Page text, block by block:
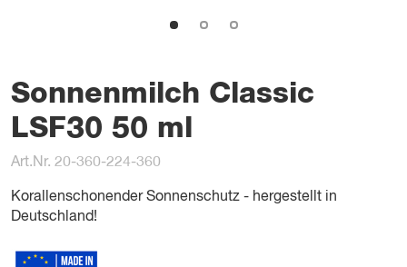
Sonnenmilch Classic
LSF30 50 ml
Art.Nr. 20-360-224-360
Korallenschonender Sonnenschutz - hergestellt in
Deutschland!